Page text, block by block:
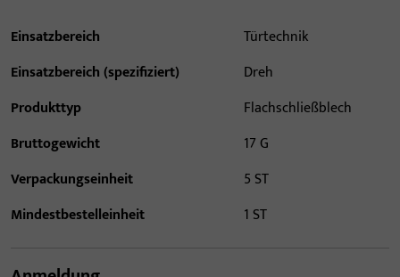
Einsatzbereich
Türtechnik
Einsatzbereich (spezifiziert)
Dreh
Produkttyp
Flachschließblech
Bruttogewicht
17 G
Verpackungseinheit
5 ST
Mindestbestelleinheit
1 ST